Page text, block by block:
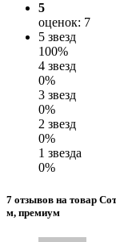
5
оценок: 7
5 звезд
100%
4 звезд
0%
3 звезд
0%
2 звезд
0%
1 звезда
0%
7 отзывов на товар
м, премиум